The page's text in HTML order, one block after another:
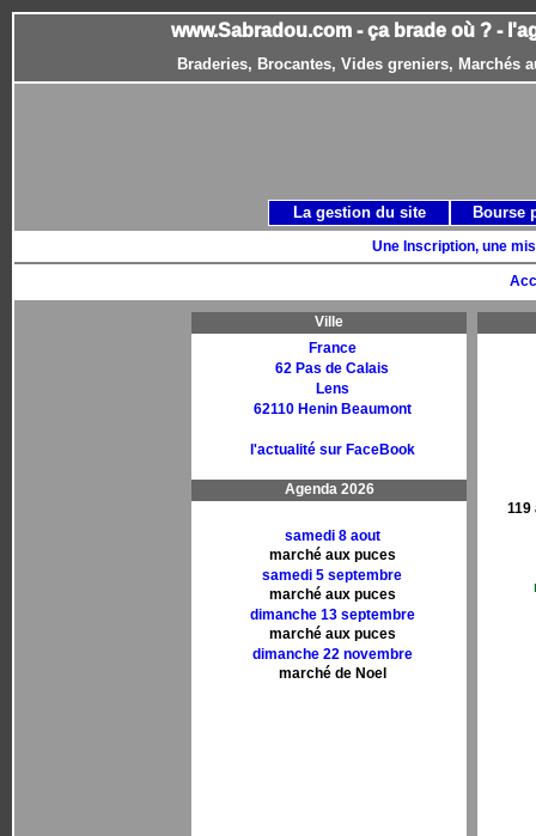
www.Sabradou.com - ça brade où ? -
Braderies, Brocantes, Vides greniers, Marchés
Une Inscription, une
Ville
France
62 Pas de Calais
Lens
62110 Henin Beaumont
l'actualité sur FaceBook
Agenda 2026
samedi 8 aout
marché aux puces
samedi 5 septembre
marché aux puces
dimanche 13 septembre
marché aux puces
dimanche 22 novembre
marché de Noel
119
La gestion du site Bourse